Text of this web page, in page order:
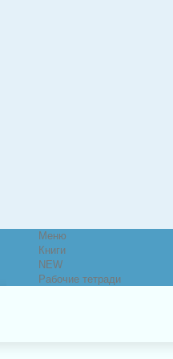
Меню
Книги
NEW
Рабочие тетради